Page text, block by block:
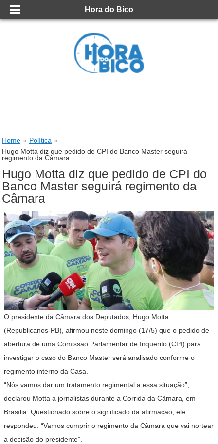
Hora do Bico
Home » Política »
Hugo Motta diz que pedido de CPI do Banco Master seguirá
regimento da Câmara
Hugo Motta diz que pedido de CPI do
Banco Master seguirá regimento da
Câmara
O presidente da Câmara dos Deputados, Hugo Motta
(Republicanos-PB), afirmou neste domingo (17/5) que o pedido de
abertura de uma Comissão Parlamentar de Inquérito (CPI) para
investigar o caso do Banco Master será analisado conforme o
regimento interno da Casa.
“Nós vamos dar um tratamento regimental a essa situação”,
declarou Motta a jornalistas durante a Corrida da Câmara, em
Brasília. Questionado sobre o significado da afirmação, ele
respondeu: “Vamos cumprir o regimento da Câmara que vai nortear
a decisão do presidente”.